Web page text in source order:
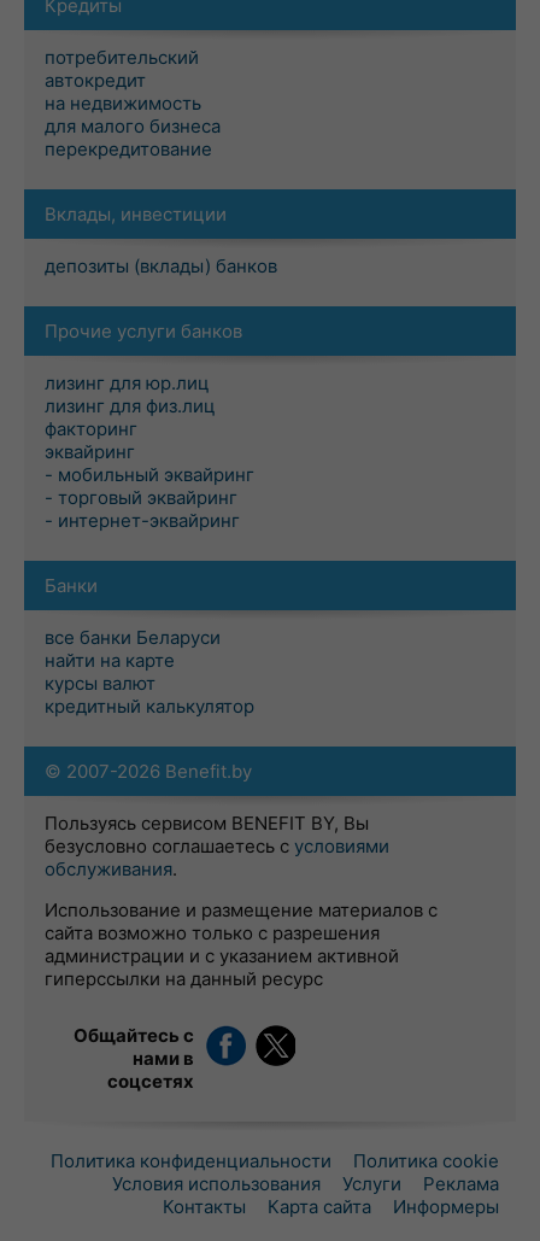
Кредиты
потребительский
автокредит
на недвижимость
для малого бизнеса
перекредитование
Вклады, инвестиции
депозиты (вклады) банков
Прочие услуги банков
лизинг для юр.лиц
лизинг для физ.лиц
факторинг
эквайринг
- мобильный эквайринг
- торговый эквайринг
- интернет-эквайринг
Банки
все банки Беларуси
найти на карте
курсы валют
кредитный калькулятор
© 2007-2026 Benefit.by
Пользуясь сервисом BENEFIT BY, Вы
безусловно соглашаетесь с условиями
обслуживания.
Использование и размещение материалов с
сайта возможно только с разрешения
администрации и с указанием активной
гиперссылки на данный ресурс
Общайтесь с
нами в
соцсетях
Политика конфиденциальности
Политика cookie
Условия использования
Услуги
Реклама
Контакты
Карта сайта Информеры